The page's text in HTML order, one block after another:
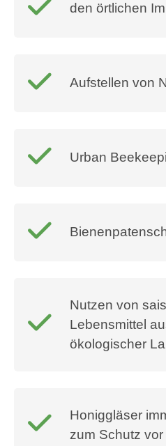
den örtlichen
Aufstellen von
Urban
Nutzen von
Lebensmittel
ökologischer
Honiggläser
zum Schutz